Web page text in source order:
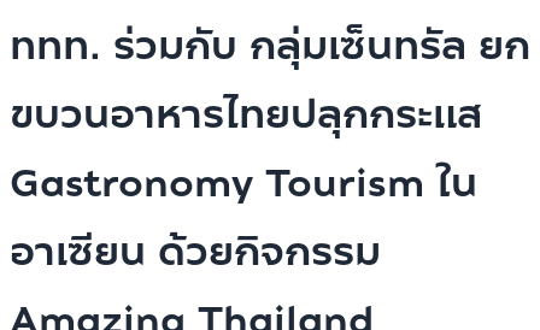
ททท. ร่วมกับ กลุ่มเซ็นทรัล ยก
ขบวนอาหารไทยปลุกกระแส
Gastronomy Tourism ใน
อาเซียน ด้วยกิจกรรม